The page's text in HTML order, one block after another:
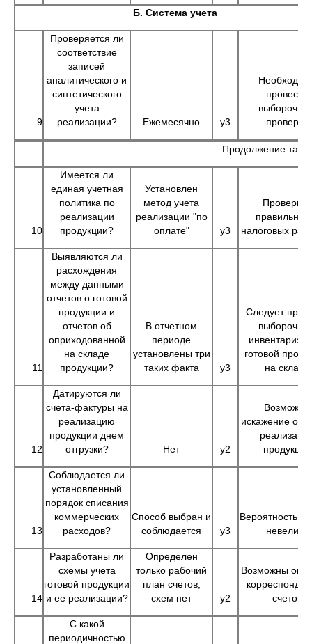
Б. Система учета
9
Проверяется ли
соответствие
записей
аналитического и
синтетического
учета
реализации?
Ежемесячно у3
провести
проверку
Продолжение
10
Имеется ли
единая учетная
политика по
реализации
продукции?
Установлен
метод учета
реализации "по
оплате"
у3
Проверить
налоговых
11
Выявляются ли
расхождения
между данными
отчетов о готовой
продукции и
отчетов об
оприходованной
на складе
продукции?
В отчетном
периоде
установлены три
таких факта
у3
Следует
готовой
на складе
12
Датируются ли
счета-фактуры на
реализацию
продукции днем
отгрузки?
Нет у2
Возможно
искажение
продукции
13
Соблюдается ли
установленный
порядок списания
коммерческих
расходов?
Способ выбран и
соблюдается
у3
Вероятность
невелика
14
Разработаны ли
схемы учета
готовой продукции
и ее реализации?
Определен
только рабочий
план счетов,
схем нет
у2
Возможны
счетов
С какой
периодичностью